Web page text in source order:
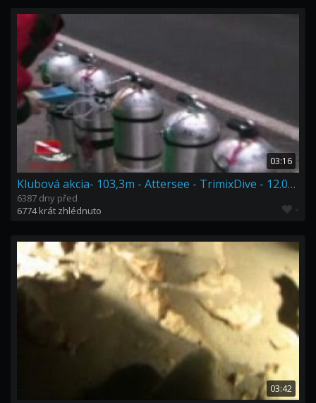
03:16
Klubová akcia- 103,3m - Attersee - TrimixDive - 12.01.2008
6387 dny před
6774 krát zhlédnuto
-
03:42